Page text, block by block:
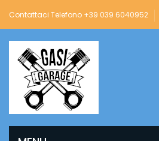
Contattaci Telefono +39 039 6040952